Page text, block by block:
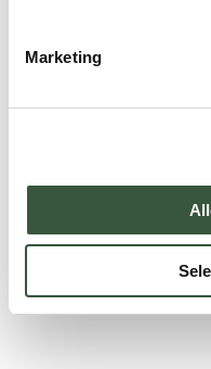
Marketing